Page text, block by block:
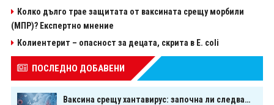
Колко дълго трае защитата от ваксината срещу морбили
(МПР)? Експертно мнение
Колиентерит – опасност за децата, скрита в Е. coli
ПОСЛЕДНО ДОБАВЕНИ
Ваксина срещу хантавирус: започна ли следващата голяма надпревара в медицината?